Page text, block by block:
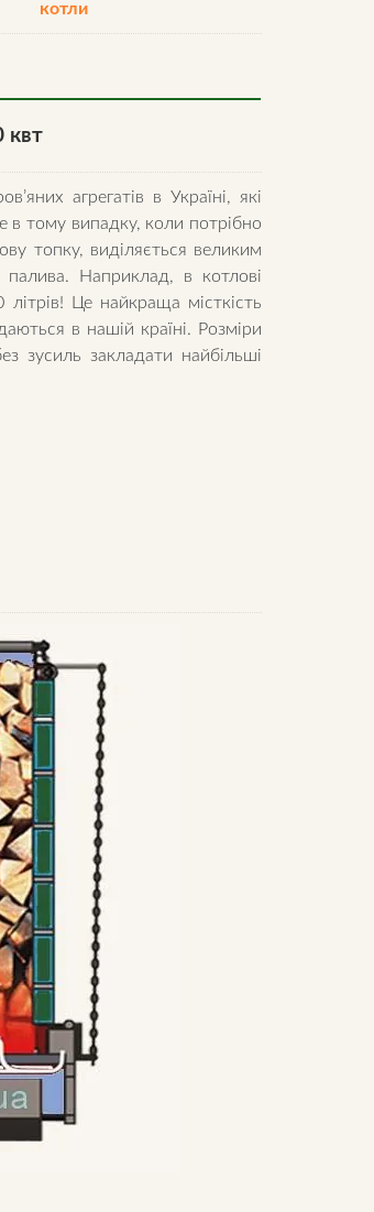
котли
квт
агрегатів в Україні, які
тому випадку, коли потрібно
топку, виділяється великим
палива. Наприклад, в котлові
Це найкраща місткість
в нашій країні. Розміри
зусиль закладати найбільші